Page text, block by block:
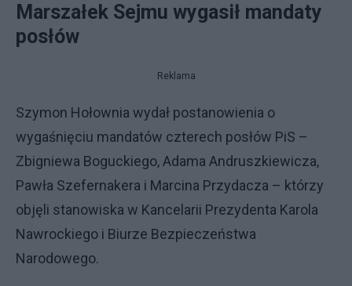
Marszałek Sejmu wygasił mandaty
posłów
Reklama
Szymon Hołownia wydał postanowienia o
wygaśnięciu mandatów czterech posłów PiS –
Zbigniewa Boguckiego, Adama Andruszkiewicza,
Pawła Szefernakera i Marcina Przydacza – którzy
objęli stanowiska w Kancelarii Prezydenta Karola
Nawrockiego i Biurze Bezpieczeństwa
Narodowego.